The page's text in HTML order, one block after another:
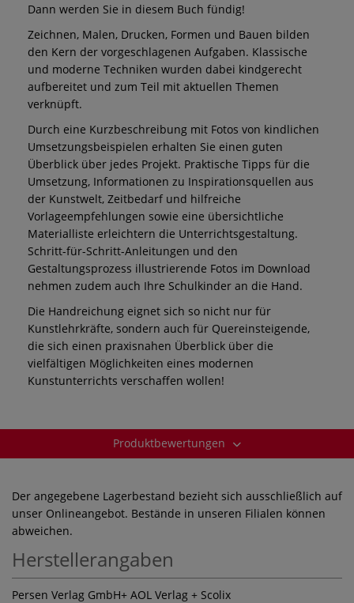
Dann werden Sie in diesem Buch fündig!
Zeichnen, Malen, Drucken, Formen und Bauen bilden
den Kern der vorgeschlagenen Aufgaben. Klassische
und moderne Techniken wurden dabei kindgerecht
aufbereitet und zum Teil mit aktuellen Themen
verknüpft.
Durch eine Kurzbeschreibung mit Fotos von kindlichen
Umsetzungsbeispielen erhalten Sie einen guten
Überblick über jedes Projekt. Praktische Tipps für die
Umsetzung, Informationen zu Inspirationsquellen aus
der Kunstwelt, Zeitbedarf und hilfreiche
Vorlageempfehlungen sowie eine übersichtliche
Materialliste erleichtern die Unterrichtsgestaltung.
Schritt-für-Schritt-Anleitungen und den
Gestaltungsprozess illustrierende Fotos im Download
nehmen zudem auch Ihre Schulkinder an die Hand.
Die Handreichung eignet sich so nicht nur für
Kunstlehrkräfte, sondern auch für Quereinsteigende,
die sich einen praxisnahen Überblick über die
vielfältigen Möglichkeiten eines modernen
Kunstunterrichts verschaffen wollen!
Produktbewertungen
Der angegebene Lagerbestand bezieht sich ausschließlich auf
unser Onlineangebot. Bestände in unseren Filialen können
abweichen.
Herstellerangaben
Persen Verlag GmbH+ AOL Verlag + Scolix